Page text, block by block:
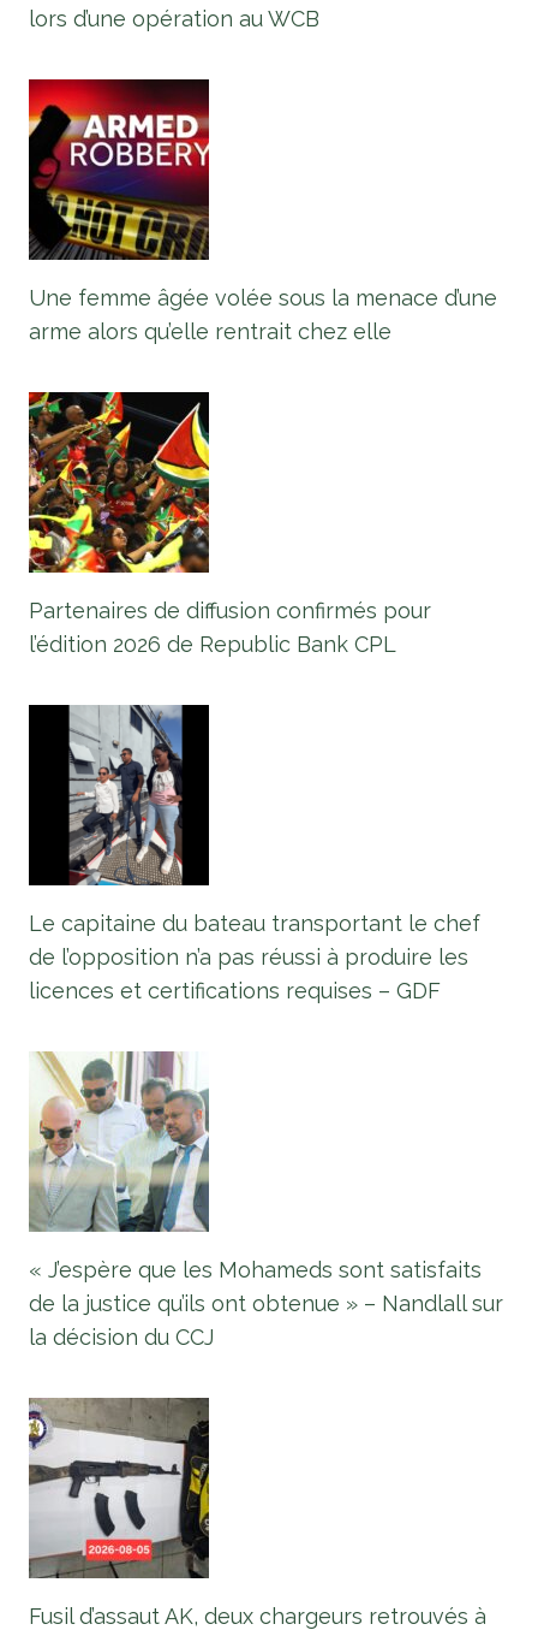
lors d’une opération au WCB
Une femme âgée volée sous la menace d’une
arme alors qu’elle rentrait chez elle
Partenaires de diffusion confirmés pour
l’édition 2026 de Republic Bank CPL
Le capitaine du bateau transportant le chef
de l’opposition n’a pas réussi à produire les
licences et certifications requises – GDF
« J’espère que les Mohameds sont satisfaits
de la justice qu’ils ont obtenue » – Nandlall sur
la décision du CCJ
Fusil d’assaut AK, deux chargeurs retrouvés à